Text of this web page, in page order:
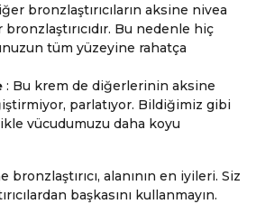
bronzlaştırıcıların aksine nivea
Bu nedenle hiç
tüm yüzeyine rahatça
: Bu krem de diğerlerinin aksine
parlatıyor. Bildiğimiz gibi
vücudumuzu daha koyu
alanının en iyileri. Siz
başkasını kullanmayın.